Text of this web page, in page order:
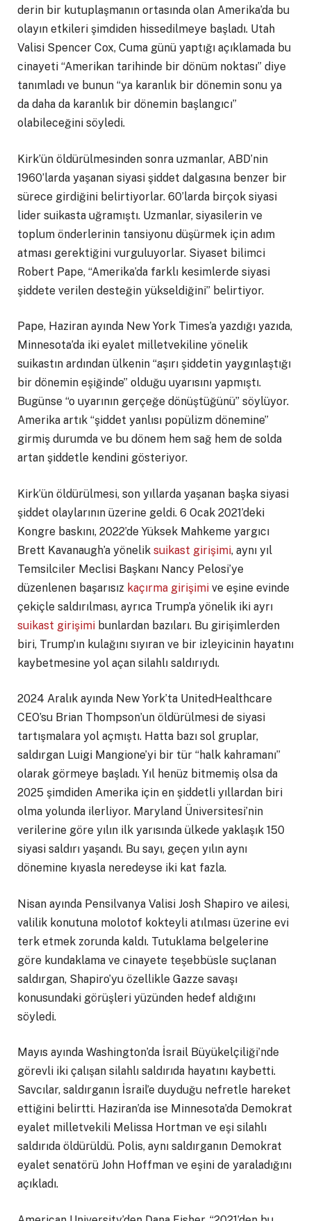
derin bir kutuplaşmanın ortasında olan Amerika’da bu
olayın etkileri şimdiden hissedilmeye başladı. Utah
Valisi Spencer Cox, Cuma günü yaptığı açıklamada bu
cinayeti “Amerikan tarihinde bir dönüm noktası” diye
tanımladı ve bunun “ya karanlık bir dönemin sonu ya
da daha da karanlık bir dönemin başlangıcı”
olabileceğini söyledi.
Kirk’ün öldürülmesinden sonra uzmanlar, ABD’nin
1960’larda yaşanan siyasi şiddet dalgasına benzer bir
sürece girdiğini belirtiyorlar. 60’larda birçok siyasi
lider suikasta uğramıştı. Uzmanlar, siyasilerin ve
toplum önderlerinin tansiyonu düşürmek için adım
atması gerektiğini vurguluyorlar. Siyaset bilimci
Robert Pape, “Amerika’da farklı kesimlerde siyasi
şiddete verilen desteğin yükseldiğini” belirtiyor.
Pape, Haziran ayında New York Times’a yazdığı yazıda,
Minnesota’da iki eyalet milletvekiline yönelik
suikastın ardından ülkenin “aşırı şiddetin yaygınlaştığı
bir dönemin eşiğinde” olduğu uyarısını yapmıştı.
Bugünse “o uyarının gerçeğe dönüştüğünü” söylüyor.
Amerika artık “şiddet yanlısı popülizm dönemine”
girmiş durumda ve bu dönem hem sağ hem de solda
artan şiddetle kendini gösteriyor.
Kirk’ün öldürülmesi, son yıllarda yaşanan başka siyasi
şiddet olaylarının üzerine geldi. 6 Ocak 2021’deki
Kongre baskını, 2022’de Yüksek Mahkeme yargıcı
Brett Kavanaugh’a yönelik suikast girişimi, aynı yıl
Temsilciler Meclisi Başkanı Nancy Pelosi’ye
düzenlenen başarısız kaçırma girişimi ve eşine evinde
çekiçle saldırılması, ayrıca Trump’a yönelik iki ayrı
suikast girişimi bunlardan bazıları. Bu girişimlerden
biri, Trump’ın kulağını sıyıran ve bir izleyicinin hayatını
kaybetmesine yol açan silahlı saldırıydı.
2024 Aralık ayında New York’ta UnitedHealthcare
CEO’su Brian Thompson’un öldürülmesi de siyasi
tartışmalara yol açmıştı. Hatta bazı sol gruplar,
saldırgan Luigi Mangione’yi bir tür “halk kahramanı”
olarak görmeye başladı. Yıl henüz bitmemiş olsa da
2025 şimdiden Amerika için en şiddetli yıllardan biri
olma yolunda ilerliyor. Maryland Üniversitesi’nin
verilerine göre yılın ilk yarısında ülkede yaklaşık 150
siyasi saldırı yaşandı. Bu sayı, geçen yılın aynı
dönemine kıyasla neredeyse iki kat fazla.
Nisan ayında Pensilvanya Valisi Josh Shapiro ve ailesi,
valilik konutuna molotof kokteyli atılması üzerine evi
terk etmek zorunda kaldı. Tutuklama belgelerine
göre kundaklama ve cinayete teşebbüsle suçlanan
saldırgan, Shapiro’yu özellikle Gazze savaşı
konusundaki görüşleri yüzünden hedef aldığını
söyledi.
Mayıs ayında Washington’da İsrail Büyükelçiliği’nde
görevli iki çalışan silahlı saldırıda hayatını kaybetti.
Savcılar, saldırganın İsrail’e duyduğu nefretle hareket
ettiğini belirtti. Haziran’da ise Minnesota’da Demokrat
eyalet milletvekili Melissa Hortman ve eşi silahlı
saldırıda öldürüldü. Polis, aynı saldırganın Demokrat
eyalet senatörü John Hoffman ve eşini de yaraladığını
açıkladı.